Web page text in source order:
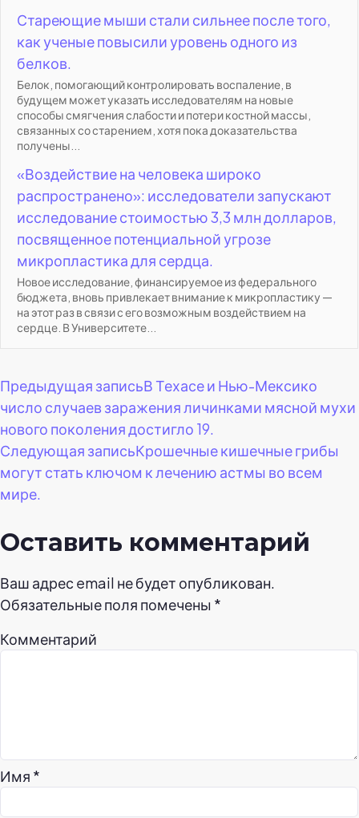
Стареющие мыши стали сильнее после того,
как ученые повысили уровень одного из
белков.
Белок, помогающий контролировать воспаление, в
будущем может указать исследователям на новые
способы смягчения слабости и потери костной массы,
связанных со старением, хотя пока доказательства
получены...
«Воздействие на человека широко
распространено»: исследователи запускают
исследование стоимостью 3,3 млн долларов,
посвященное потенциальной угрозе
микропластика для сердца.
Новое исследование, финансируемое из федерального
бюджета, вновь привлекает внимание к микропластику —
на этот раз в связи с его возможным воздействием на
сердце. В Университете...
Навигация
по
записям
Предыдущая записьВ Техасе и Нью-Мексико
число случаев заражения личинками мясной мухи
нового поколения достигло 19.
Следующая записьКрошечные кишечные грибы
могут стать ключом к лечению астмы во всем
мире.
Оставить комментарий
Ваш адрес email не будет опубликован.
Обязательные поля помечены *
Комментарий
Имя *